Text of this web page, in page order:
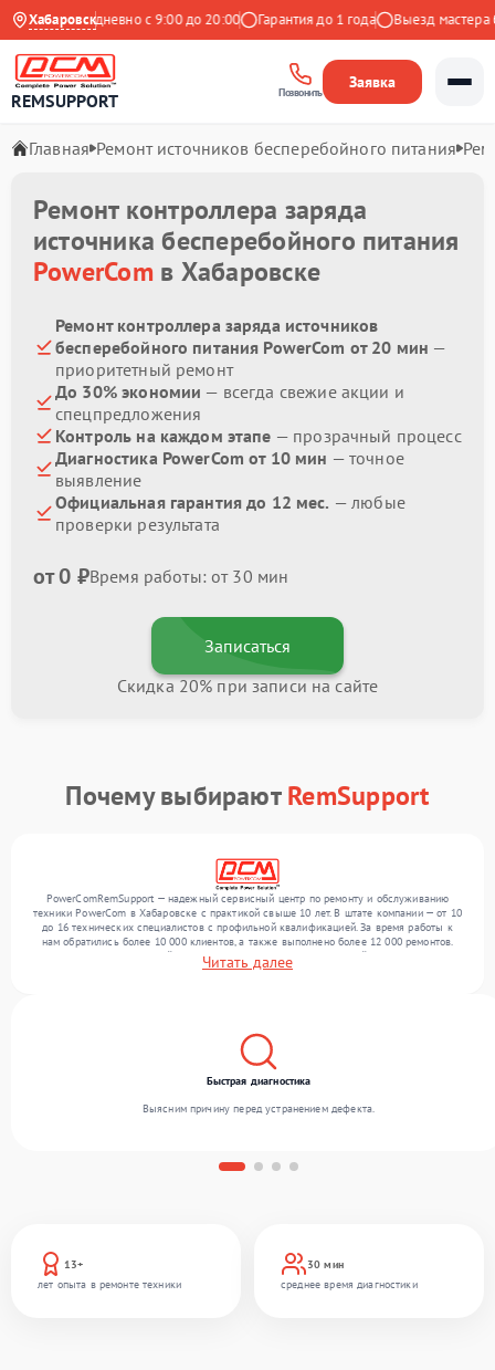
Хабаровск
Ежедневно с 9:00 до 20:00 Гарантия до 1 года Выезд мастера
REMSUPPORT Позвонить
Заявка
Главная Ремонт источников бесперебойного питания
Ремонт контроллера заряда
источника бесперебойного питания
PowerComв Хабаровске
Ремонт контроллера заряда источников
бесперебойного питания PowerCom от 20 мин —
приоритетный ремонт
До 30% экономии — всегда свежие акции и
спецпредложения
Контроль на каждом этапе — прозрачный процесс
Диагностика PowerCom от 10 мин — точное
выявление
Официальная гарантия до 12 мес. — любые
проверки результата
от 0 ₽Время работы: от 30 мин
Записаться
Скидка 20% при записи на сайте
Почему выбираютRemSupport
PowerComRemSupport — надежный сервисный центр по ремонту и обслуживанию
техники PowerCom в Хабаровске с практикой свыше 10 лет. В штате компании — от 10
до 16 технических специалистов с профильной квалификацией. За время работы к
нам обратились более 10 000 клиентов, а также выполнено более 12 000 ремонтов.
Ежемесячно в сервисный центр поступает более 300 обращений, включая , , . Мы
выполняем ремонт различного уровня сложности и обеспечиваем надежный
Читать далее
13+
лет опыта в ремонте техники
30 мин
среднее время диагностики
Быстрая диагностика
Выясним причину перед устранением дефекта.